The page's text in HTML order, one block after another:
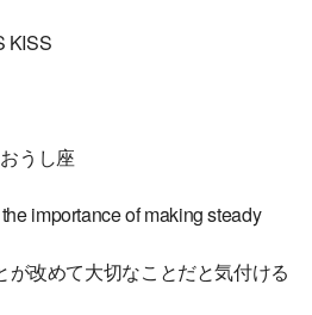
KISS
うし座
importance of making steady
が改めて大切なことだと気付ける